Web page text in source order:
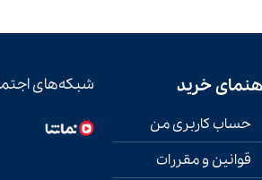
خرید
حساب کاربری من
قوانین و مقررات
شبکه‌های